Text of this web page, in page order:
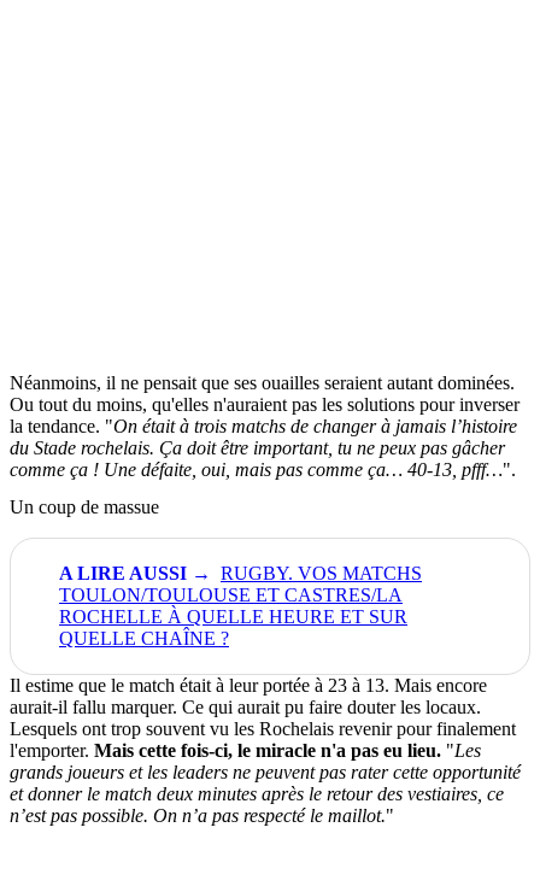
Néanmoins, il ne pensait que ses ouailles seraient autant dominées.
Ou tout du moins, qu'elles n'auraient pas les solutions pour inverser
la tendance. "On était à trois matchs de changer à jamais l’histoire
du Stade rochelais. Ça doit être important, tu ne peux pas gâcher
comme ça ! Une défaite, oui, mais pas comme ça… 40-13, pfff…".
Un coup de massue
RUGBY. VOS MATCHS
TOULON/TOULOUSE ET CASTRES/LA
ROCHELLE À QUELLE HEURE ET SUR
QUELLE CHAÎNE ?
Il estime que le match était à leur portée à 23 à 13. Mais encore
aurait-il fallu marquer. Ce qui aurait pu faire douter les locaux.
Lesquels ont trop souvent vu les Rochelais revenir pour finalement
l'emporter. Mais cette fois-ci, le miracle n'a pas eu lieu. "Les
grands joueurs et les leaders ne peuvent pas rater cette opportunité
et donner le match deux minutes après le retour des vestiaires, ce
n’est pas possible. On n’a pas respecté le maillot."